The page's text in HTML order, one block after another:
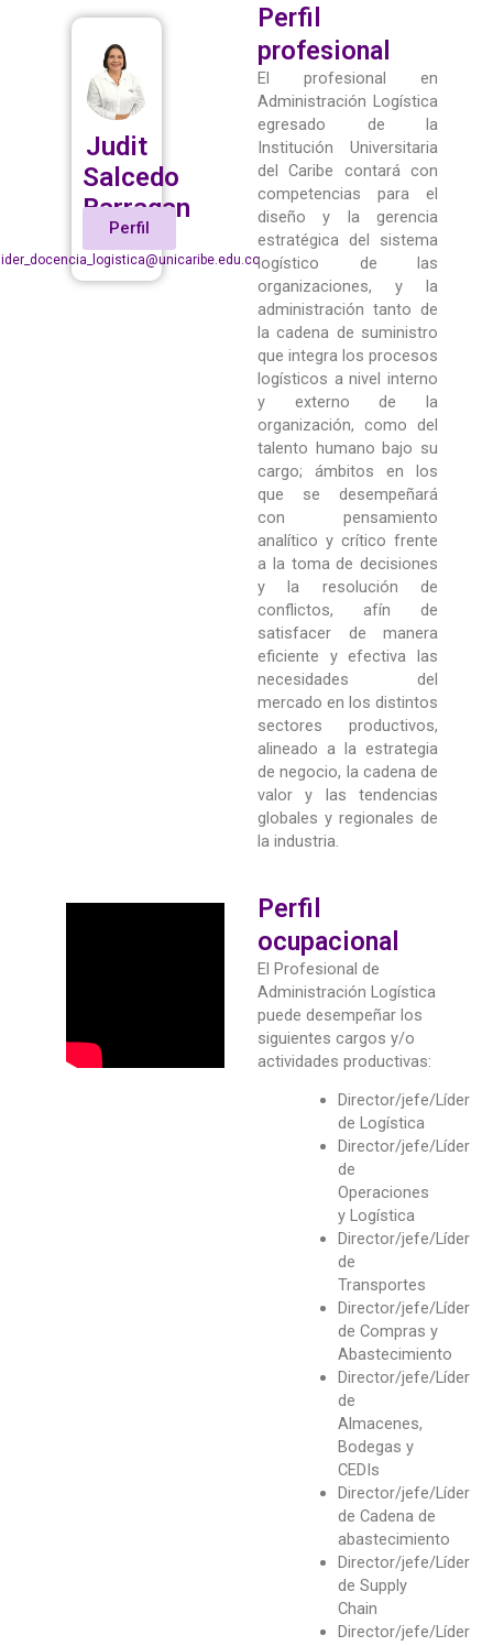
Judit
Salcedo
Barragan
Perfil
Perfil
profesional
El profesional en
Administración Logística
egresado de la
Institución Universitaria
del Caribe contará con
competencias para el
diseño y la gerencia
estratégica del sistema
logístico de las
organizaciones, y la
administración tanto de
la cadena de suministro
que integra los procesos
logísticos a nivel interno
y externo de la
organización, como del
talento humano bajo su
cargo; ámbitos en los
que se desempeñará
con pensamiento
analítico y crítico frente
a la toma de decisiones
y la resolución de
conflictos, afín de
satisfacer de manera
eficiente y efectiva las
necesidades del
mercado en los distintos
sectores productivos,
alineado a la estrategia
de negocio, la cadena de
valor y las tendencias
globales y regionales de
la industria.
Perfil
ocupacional
El Profesional de
Administración Logística
puede desempeñar los
siguientes cargos y/o
actividades productivas:
Director/jefe/Líder
de Logística
Director/jefe/Líder
de
Operaciones
y Logística
Director/jefe/Líder
de
Transportes
Director/jefe/Líder
de Compras y
Abastecimiento
Director/jefe/Líder
de
Almacenes,
Bodegas y
CEDIs
Director/jefe/Líder
de Cadena de
abastecimiento
Director/jefe/Líder
de Supply
Chain
Director/jefe/Líder